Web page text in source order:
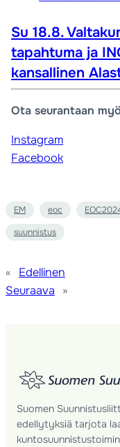
Su 18.8.
tapahtuma ja
kansallinen
Ota seurantaan
Instagram
Facebook
EM eoc
suunnistus
«
Edellinen
Seuraava
»
Suomen
edellytyksiä tarjota